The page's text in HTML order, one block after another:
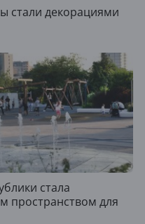
стали декорациями
стала
пространством для